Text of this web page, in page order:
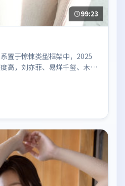
99:23
置于惊悚类型框架中，2025
高，刘亦菲、易烊千玺、木村
；整体气质偏美国都市与冷色